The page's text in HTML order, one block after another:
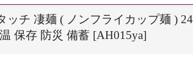
ッチ 凄麺 ( ノンフライカップ麺 )
保存 防災 備蓄 [AH015ya]